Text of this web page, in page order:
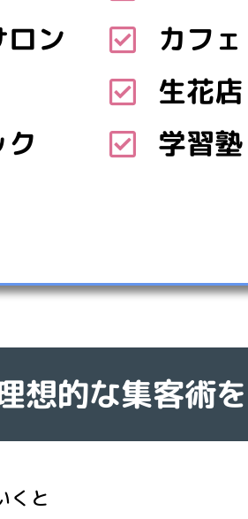
ロン
カフェ
生花店
学習塾
想的な集客術
くと